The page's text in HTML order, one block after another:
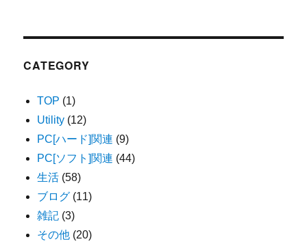
CATEGORY
TOP (1)
Utility (12)
PC[ハード]関連 (9)
PC[ソフト]関連 (44)
生活 (58)
ブログ (11)
雑記 (3)
その他 (20)